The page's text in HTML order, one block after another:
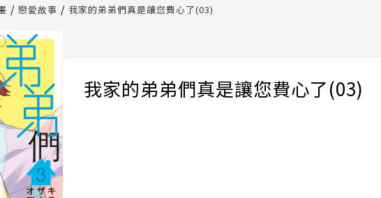
數位閱讀資產合併與書櫃開通申請
戀愛故事 我家的弟弟們真是讓您費心了(03)
我家的弟弟們真是讓您費心了(03)